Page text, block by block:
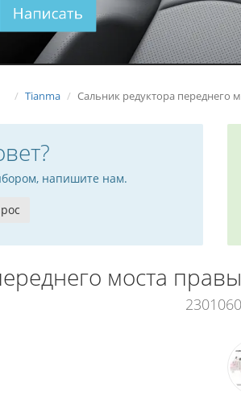
Написать
Tianma Сальник редуктора переднего
напишите нам.
моста